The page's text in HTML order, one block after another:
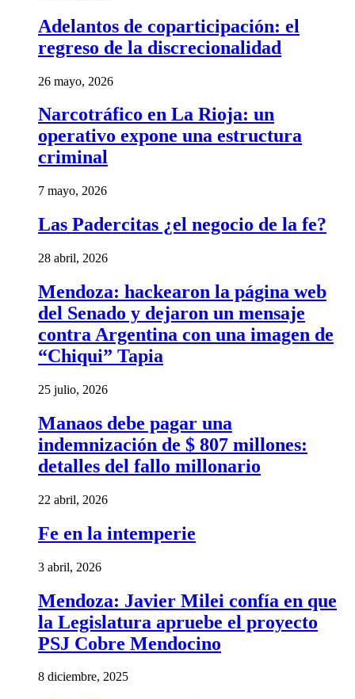
Adelantos de coparticipación: el
regreso de la discrecionalidad
26 mayo, 2026
Narcotráfico en La Rioja: un
operativo expone una estructura
criminal
7 mayo, 2026
Las Padercitas ¿el negocio de la fe?
28 abril, 2026
Mendoza: hackearon la página web
del Senado y dejaron un mensaje
contra Argentina con una imagen de
“Chiqui” Tapia
25 julio, 2026
Manaos debe pagar una
indemnización de $ 807 millones:
detalles del fallo millonario
22 abril, 2026
Fe en la intemperie
3 abril, 2026
Mendoza: Javier Milei confía en que
la Legislatura apruebe el proyecto
PSJ Cobre Mendocino
8 diciembre, 2025